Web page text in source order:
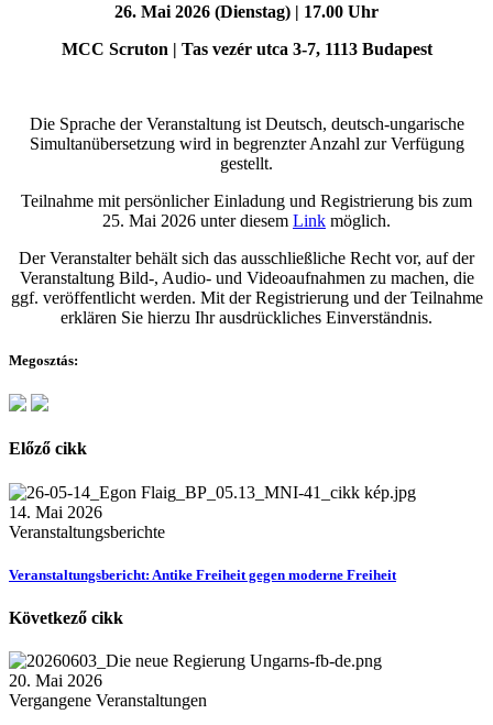
26. Mai 2026 (Dienstag) | 17.00 Uhr
MCC Scruton | Tas vezér utca 3-7, 1113 Budapest
Die Sprache der Veranstaltung ist Deutsch, deutsch-ungarische
Simultanübersetzung wird in begrenzter Anzahl zur Verfügung
gestellt.
Teilnahme mit persönlicher Einladung und Registrierung bis zum
25. Mai 2026 unter diesem Link möglich.
Der Veranstalter behält sich das ausschließliche Recht vor, auf der
Veranstaltung Bild-, Audio- und Videoaufnahmen zu machen, die
ggf. veröffentlicht werden. Mit der Registrierung und der Teilnahme
erklären Sie hierzu Ihr ausdrückliches Einverständnis.
Megosztás:
Előző cikk
14. Mai 2026
Veranstaltungsberichte
Veranstaltungsbericht: Antike Freiheit gegen moderne Freiheit
Következő cikk
20. Mai 2026
Vergangene Veranstaltungen